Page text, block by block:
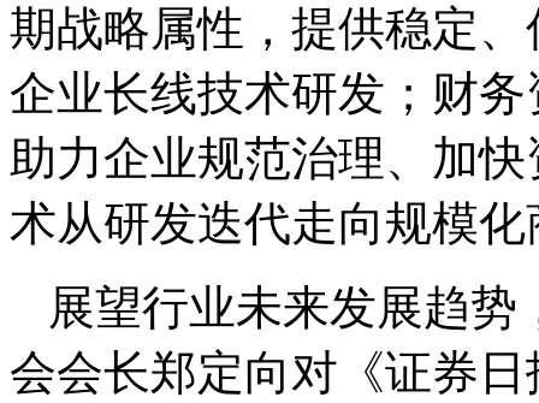
期战略属性，提供稳定
企业长线技术研发；财
助力企业规范治理、加
术从研发迭代走向规模
展望行业未来发展趋
会会长郑定向对《证券